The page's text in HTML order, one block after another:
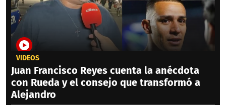
VIDEOS
Juan Francisco Reyes cuenta la anécdota
con Rueda y el consejo que transformó a
Alejandro